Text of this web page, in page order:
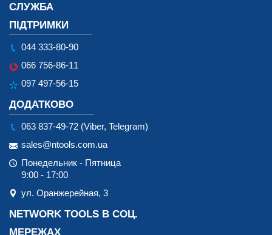
СЛУЖБА
ПІДТРИМКИ
044 333-80-90
066 756-86-11
097 497-56-15
ДОДАТКОВО
063 837-49-72 (Viber, Telegram)
sales@ntools.com.ua
Понедельник - Пятница
9:00 - 17:00
ул. Оранжерейная, 3
NETWORK TOOLS В СОЦ.
МЕРЕЖАХ